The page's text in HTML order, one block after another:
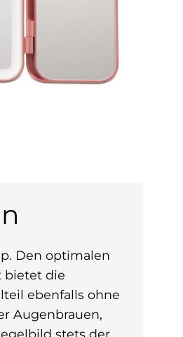
Den optimalen
bietet die
ebenfalls ohne
Augenbrauen,
stets der